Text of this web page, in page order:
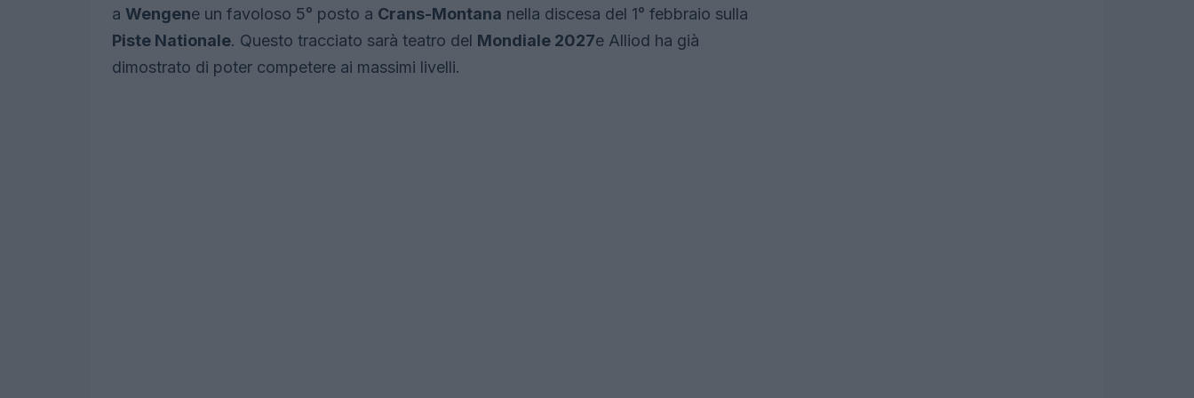
a Wengene un favoloso 5° posto a Crans-Montana nella discesa del 1° febbraio sulla
Piste Nationale. Questo tracciato sarà teatro del Mondiale 2027e Alliod ha già
dimostrato di poter competere ai massimi livelli.